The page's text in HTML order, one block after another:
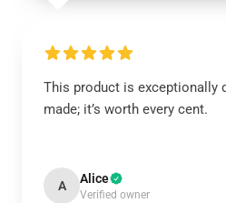
This product is exceptionally
made; it’s worth every cent.
A Alice
Verified owner